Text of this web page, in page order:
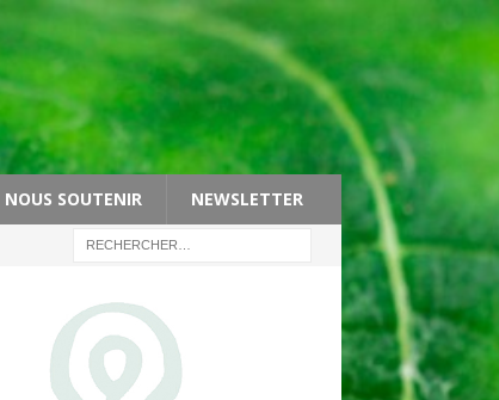
NOUS SOUTENIR NEWSLETTER